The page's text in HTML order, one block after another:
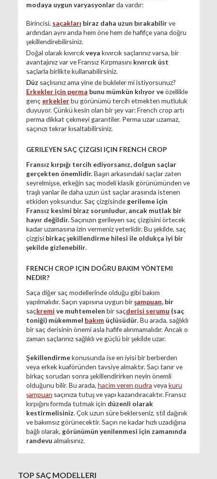
modaya uygun varyasyonlarda vardır:
Birincisi, saçakları biraz daha uzun bırakabilirve
ardından aynı anda hem öne hem de hafifçe yana doğru
şekillendirebilirsiniz.
Doğal olarak kıvırcıkveya kıvırcık saçlarınız varsa, bir
avantajınız var ve Fransız Kırpmasını kıvırcık üst
saçlarla birlikte kullanabilirsiniz.
Düz saçlısınız ama yine de bukleler mi istiyorsunuz?
Erkekler için perma bunu mümkün kılıyor veözellikle
genç erkeklerbu görünümü tercih etmekten mutluluk
duyuyor. Çünkü kesin olan bir şey var: French crop artı
perma dikkat çekmeyi garantiler. Perma uzar uzamaz,
saçınızı tekrar kısaltabilirsiniz.
GERILEYEN SAÇ ÇIZGISI IÇIN FRENCH CROP
Fransız kırpığı tercih ediyorsanız, dolgun saçlar
gerçekten önemlidir.Başın arkasındaki saçlar zaten
seyrelmişse, erkeğin saç modeli klasik görünümünden ve
traşlı yanlar ile daha uzun üst saçlar arasında istenen
etkiden yoksundur. Saç çizgisindegerileme için
Fransız kesimi biraz sorunludur, ancak mutlak bir
hayır değildir.Saçınızın gerileyen saç çizgisini örtecek
kadar uzamasına izin vermeniz yeterlidir. Bu şekilde, saç
çizgisi birkaç şekillendirme hilesi ile oldukça iyi bir
şekilde gizlenebilir.
FRENCH CROP IÇIN DOĞRU BAKIM YÖNTEMI
NEDIR?
Saça diğer saç modellerinde olduğu gibi bakım
yapılmalıdır. Saçın yapısına uygun birşampuan, bir
saçkremi ve muhtemelen bir saçderisi serumu (saç
toniği) mükemmel bakım üçlüsüdür. Bu arada, sağlıklı
bir saç derisinin önemi asla hafife alınmamalıdır. Ancak o
zaman saçlarınız sağlıklı ve güçlü bir şekilde uzar.
Şekillendirmekonusunda ise en iyisi bir berberden
veya erkek kuaföründen tavsiye almaktır. Saçı tanır ve
birkaç sorudan sonra şekillendirirken neyin önemli
olduğunu bilir. Bu arada, hacim veren pudra veya kuru
şampuan saçınıza tutuş ve yapı kazandıracaktır. Fransız
kırpığını formda tutmak için düzenli olarak
kestirmelisiniz. Çok uzun süre beklerseniz, stil dağınık
ve bakımsız görünecektir. Saçın ne kadar hızlı uzadığına
bağlı olarak, görünümün yenilenmesi için zamanında
randevu almalısınız.
TOP SAÇ MODELLERI